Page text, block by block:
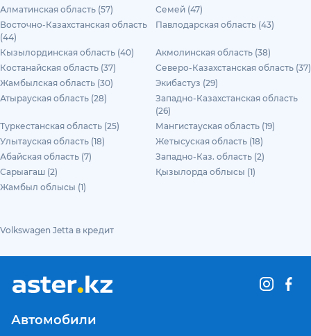
Алматинская область (57)
Семей (47)
Восточно-Казахстанская область
(44)
Павлодарская область (43)
Кызылординская область (40)
Акмолинская область (38)
Костанайская область (37)
Северо-Казахстанская область (37)
Жамбылская область (30)
Экибастуз (29)
Атырауская область (28)
Западно-Казахстанская область
(26)
Туркестанская область (25)
Мангистауская область (19)
Улытауская область (18)
Жетысуская область (18)
Абайская область (7)
Западно-Каз. область (2)
Сарыагаш (2)
Қызылорда облысы (1)
Жамбыл облысы (1)
Volkswagen Jetta в кредит
Автомобили